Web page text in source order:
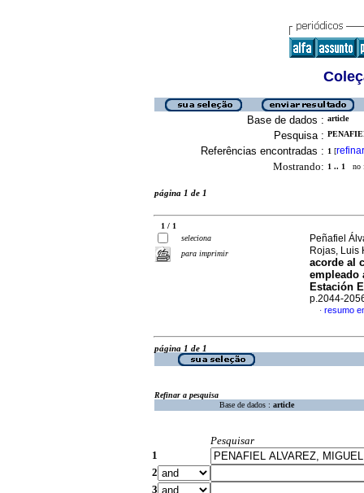
Base de dados : article
Pesquisa :
Referências encontradas : 1 [refinar
Mostrando: 1 .. 1 no
página 1 de 1
1 / 1
seleciona
para imprimir
Peñafiel
Rojas, Luis
acorde al
empleado
Estación
p.2044-
· resumo
página 1 de 1
Refinar a pesquisa
Base de dados : article
Pesquisar
1
2
3